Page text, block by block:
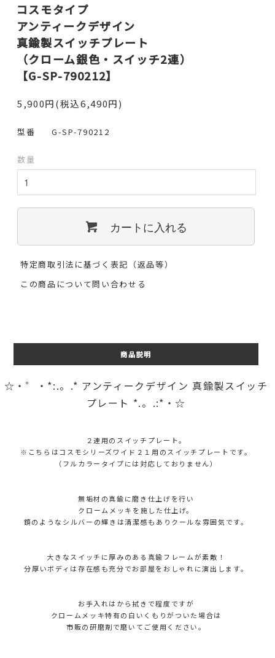
コスモタイプ
アンティークデザイン
真鍮製スイッチプレート
（クローム銀色・スイッチ2連）
【G-SP-790212】
5,900円(税込6,490円)
型番 G-SP-790212
数量
カートに入れる
特定商取引法に基づく表記（返品等）
この商品について問い合わせる
商品説明
☆・゜・*:.。.* アンティークデザイン 真鍮製スイッチ
プレート *.。.:*・☆
２連用のスイッチプレート。
※こちらはコスモシリーズワイド２１用のスイッチプレートです。
（フルカラータイプには対応しておりません）
無垢材の真鍮に磨き仕上げを行い
クロームメッキを施した仕上げ。
鏡のようなシルバーの輝きは清潔感もありクールな雰囲気です。
大きなスイッチに厚みのある真鍮フレームが素敵！
分厚いボディは存在感も充分でお部屋をおしゃれに演出します。
お手入れはから拭きで程度ですが
クロームメッキ特有の白いくもりがついた場合は
市販の研磨剤で磨いてご使用ください。